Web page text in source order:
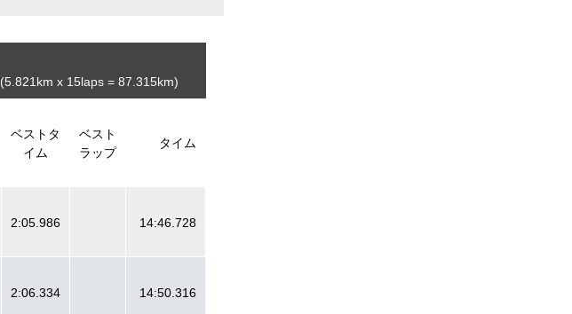
(5.821 km x 15laps = 87.315km)
ベストタ
イム
ベスト
ラップ
タイム
2:05.986 14:46.728
2:06.334 14:50.316